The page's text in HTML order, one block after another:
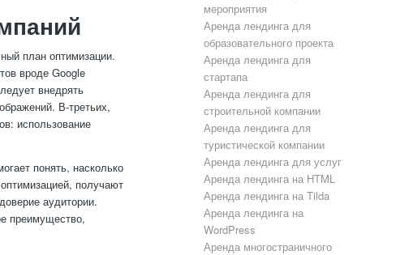
план оптимизации.
вроде Google
внедрять
В-третьих,
использование
понять, насколько
получают
аудитории.
преимущество,
мероприятия
Аренда лендинга для
образовательного проекта
Аренда лендинга для
стартапа
Аренда лендинга для
строительной компании
Аренда лендинга для
туристической компании
Аренда лендинга для услуг
Аренда лендинга на HTML
Аренда лендинга на Tilda
Аренда лендинга на
WordPress
Аренда многостраничного